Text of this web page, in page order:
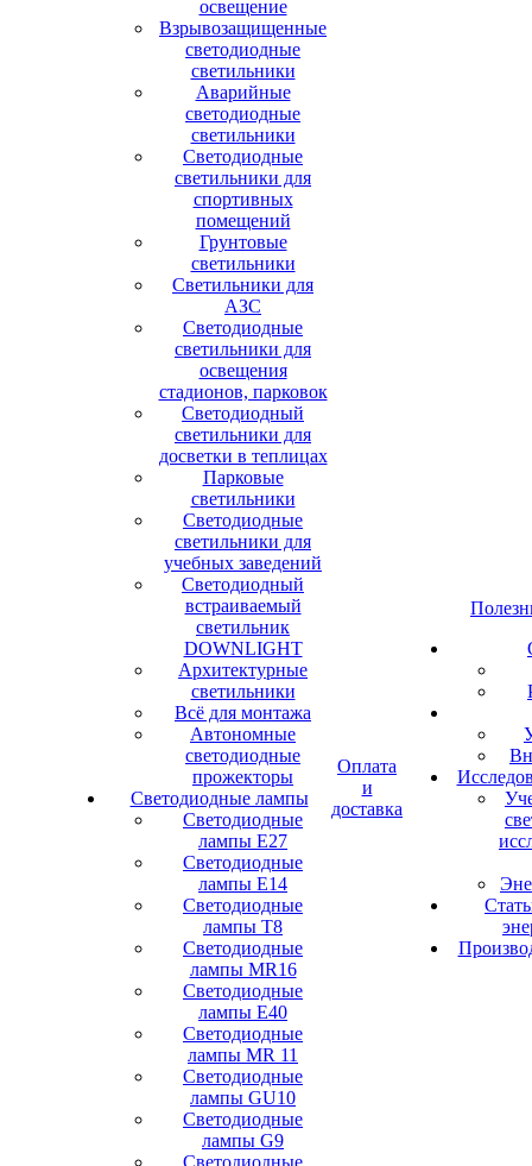
освещение
Взрывозащищенные
светодиодные
светильники
Аварийные
светодиодные
светильники
Светодиодные
светильники для
спортивных
помещений
Грунтовые
светильники
Светильники для
АЗС
Светодиодные
светильники для
освещения
стадионов, парковок
Светодиодный
светильники для
досветки в теплицах
Парковые
светильники
Светодиодные
светильники для
учебных заведений
Светодиодный
встраиваемый
светильник
DOWNLIGHT
Архитектурные
светильники
Всё для монтажа
Автономные
светодиодные
прожекторы
Светодиодные лампы
Светодиодные
лампы Е27
Светодиодные
лампы Е14
Светодиодные
лампы Т8
Светодиодные
лампы MR16
Светодиодные
лампы Е40
Светодиодные
лампы MR 11
Cветодиодные
лампы GU10
Светодиодные
лампы G9
Светодиодные
Оплата
и
доставка